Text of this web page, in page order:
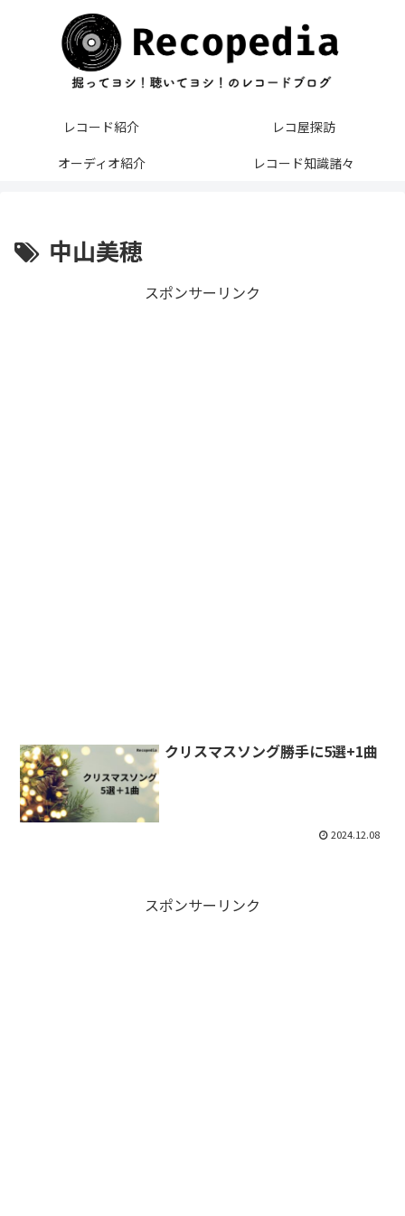
レコード紹介
レコ屋探訪
オーディオ紹介
レコード知識諸々
中山美穂
スポンサーリンク
クリスマスソング勝手に5選+1曲
2024.12.08
スポンサーリンク